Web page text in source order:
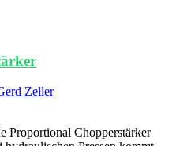
Zeller
Proportional Chopperstärker